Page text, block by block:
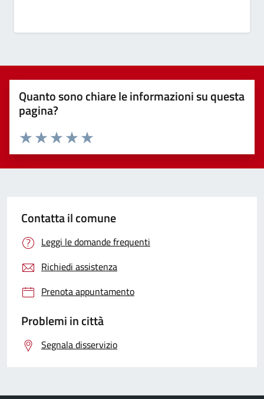
Quanto sono chiare le informazioni su questa
pagina?
Valuta 5 stelle su 5
Valuta 4 stelle su 5
Valuta 3 stelle su 5
Valuta 2 stelle su 5
Valuta 1 stelle su 5
Contatta il comune
Leggi le domande frequenti
Richiedi assistenza
Prenota appuntamento
Problemi in città
Segnala disservizio